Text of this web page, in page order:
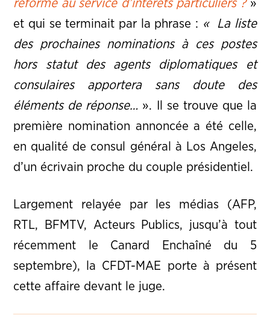
réforme au service d’intérêts particuliers ?»
et qui se terminait par la phrase : « La liste
des prochaines nominations à ces postes
hors statut des agents diplomatiques et
consulaires apportera sans doute des
éléments de réponse… ». Il se trouve que la
première nomination annoncée a été celle,
en qualité de consul général à Los Angeles,
d’un écrivain proche du couple présidentiel.
Largement relayée par les médias (AFP,
RTL, BFMTV, Acteurs Publics, jusqu’à tout
récemment le Canard Enchaîné du 5
septembre), la CFDT-MAE porte à présent
cette affaire devant le juge.